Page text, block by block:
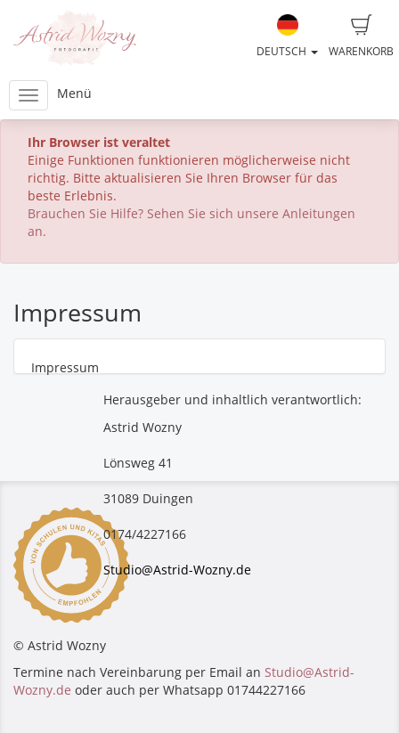
WARENKORB
DEUTSCH
Menü
Ihr Browser ist veraltet
Einige Funktionen funktionieren möglicherweise nicht
richtig. Bitte aktualisieren Sie Ihren Browser für das
beste Erlebnis.
Brauchen Sie Hilfe? Sehen Sie sich unsere Anleitungen
an.
Impressum
Impressum
Herausgeber und inhaltlich verantwortlich:
Astrid Wozny
Lönsweg 41
31089 Duingen
0174/4227166
Studio@Astrid-Wozny.de
© Astrid Wozny
Termine nach Vereinbarung per Email an Studio@Astrid-
Wozny.de oder auch per Whatsapp 01744227166